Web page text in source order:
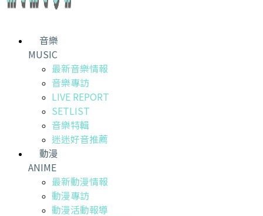
音樂
MUSIC
最新音樂情報
音樂專訪
LIVE REPORT
SETLIST
音樂特輯
迷迷好音推薦
動漫
ANIME
最新動漫情報
動漫專訪
動漫活動報導